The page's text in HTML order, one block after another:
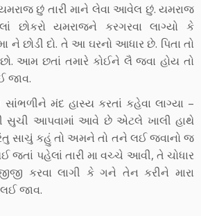
છું તારી માને લેવા આવેલ છું. યમરાજ
યમરાજને કરગરવા લાગ્યો કે
ને છોડી દો. તે આ ઘરનો આધાર છે. પિતા તો
આમ છતાં તમારે કોઈને લૈ જવા હોય તો
જાવ.
સાંભળીને મંદ હાસ્ય કરતાં કહેવા લાગ્યા –
સુચી આપવામાં આવે છે એટલે ખાલી હાથે
સાચું કહું તો અમને તો તને લઈ જવાનો જ
પહેલાં તારી મા વચ્ચે આવી, તે ચોધાર
કરવા લાગી કે ગને તેન કરીને મારા
જાવ.